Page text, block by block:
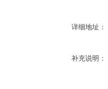
详细地址：
补充说明：